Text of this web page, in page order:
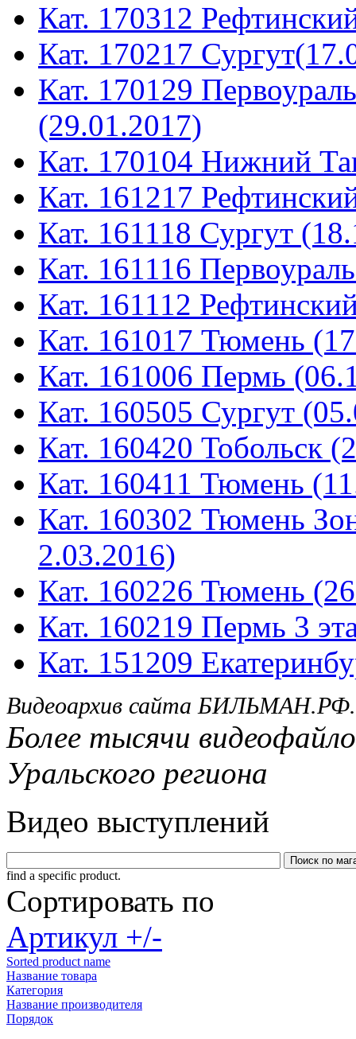
Кат. 170312
Кат. 170217
Кат. 170129
(29.01.2017)
Кат. 170104 Нижний
Кат. 161217
Кат. 161118 Сургут
Кат. 161116
Кат. 161112
Кат. 161017 Тюмень
Кат. 161006 Пермь
Кат. 160505 Сургут
Кат. 160420 Тобольск
Кат. 160411 Тюмень
Кат. 160302 Тюмень
2.03.2016)
Кат. 160226 Тюмень
Кат. 160219 Пермь 3
Кат. 151209
Видеоархив сайта БИЛЬМАН.РФ.
Более тысячи
Уральского региона
Видео выступлений
find a specific product.
Сортировать по
Артикул +/-
Sorted product name
Название товара
Категория
Название производителя
Порядок